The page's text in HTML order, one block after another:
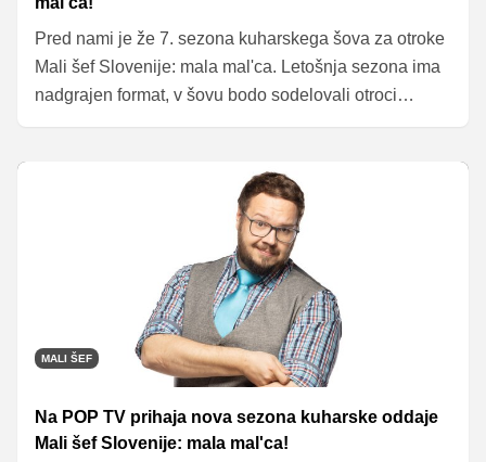
Pred nami je že 7. sezona kuharskega šova za otroke
Mali šef Slovenije: mala mal'ca. Letošnja sezona ima
nadgrajen format, v šovu bodo sodelovali otroci
posamezno, in ne v dvojicah, kot smo bili navajeni v
MALI ŠEF
Na POP TV prihaja nova sezona kuharske oddaje
Mali šef Slovenije: mala mal'ca!